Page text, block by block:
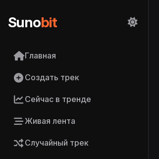
Sunobit
Главная
Создать трек
Сейчас в тренде
Живая лента
Случайный трек